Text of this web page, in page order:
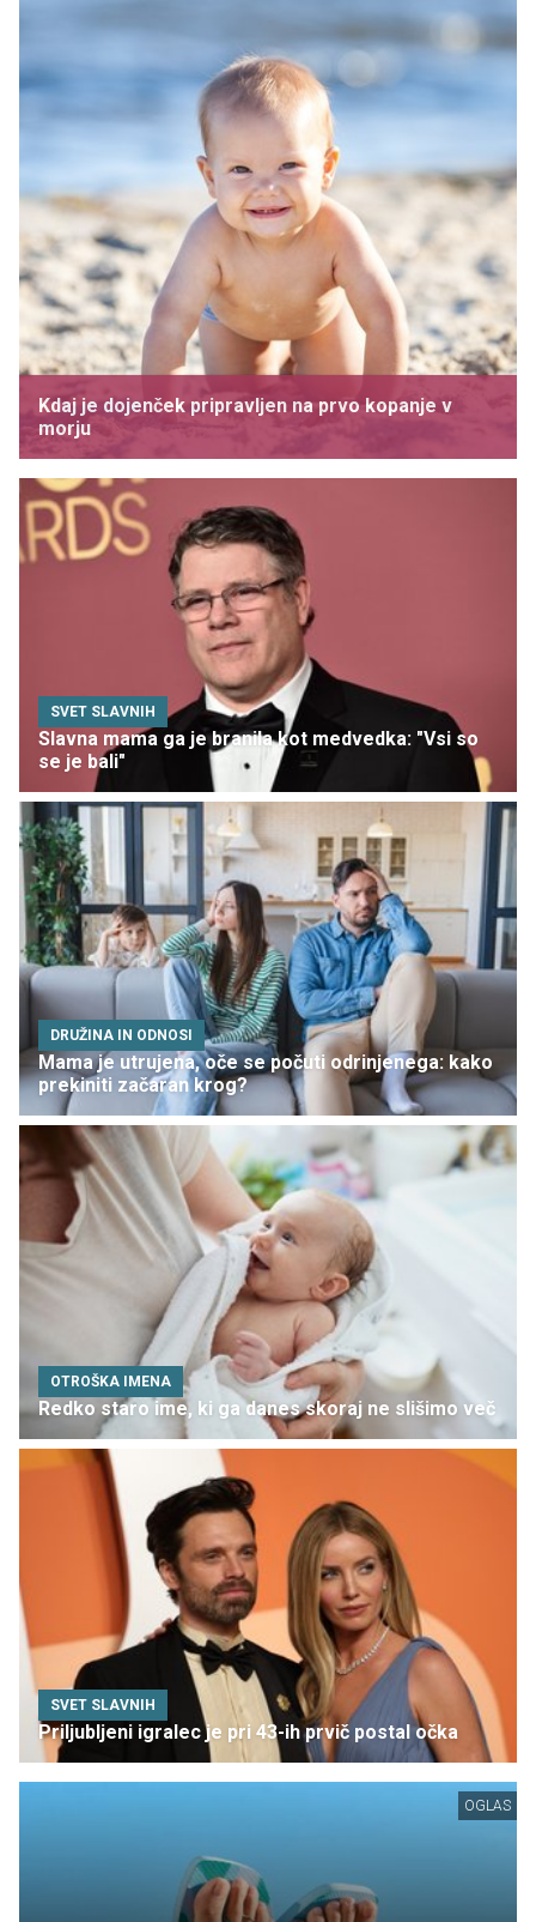
Kdaj je dojenček pripravljen na prvo kopanje v
morju
SVET SLAVNIH
Slavna mama ga je branila kot medvedka: "Vsi so
se je bali"
DRUŽINA IN ODNOSI
Mama je utrujena, oče se počuti odrinjenega: kako
prekiniti začaran krog?
OTROŠKA IMENA
Redko staro ime, ki ga danes skoraj ne slišimo več
SVET SLAVNIH
Priljubljeni igralec je pri 43-ih prvič postal očka
OGLAS